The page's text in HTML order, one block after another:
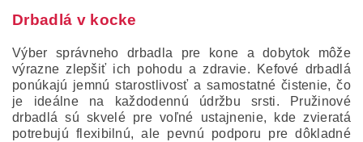
Drbadlá v kocke
Výber správneho drbadla pre kone a dobytok môže
výrazne zlepšiť ich pohodu a zdravie. Kefové drbadlá
ponúkajú jemnú starostlivosť a samostatné čistenie, čo
je ideálne na každodennú údržbu srsti. Pružinové
drbadlá sú skvelé pre voľné ustajnenie, kde zvieratá
potrebujú flexibilnú, ale pevnú podporu pre dôkladné